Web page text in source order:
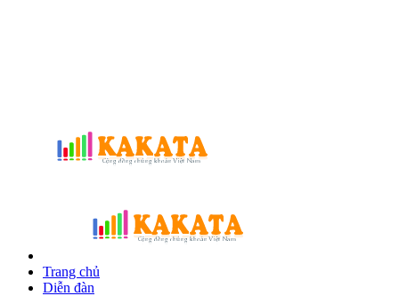
Trang chủ
Diễn đàn